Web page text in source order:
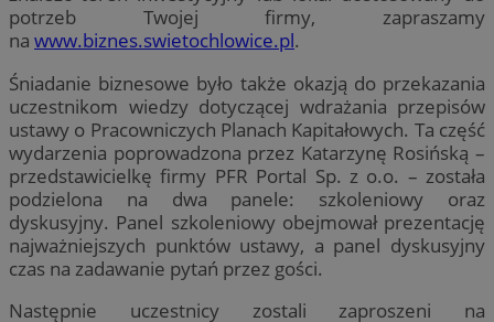
potrzeb Twojej firmy, zapraszamy
na www.biznes.swietochlowice.pl.
Śniadanie biznesowe było także okazją do przekazania
uczestnikom wiedzy dotyczącej wdrażania przepisów
ustawy o Pracowniczych Planach Kapitałowych. Ta część
wydarzenia poprowadzona przez Katarzynę Rosińską –
przedstawicielkę firmy PFR Portal Sp. z o.o. – została
podzielona na dwa panele: szkoleniowy oraz
dyskusyjny. Panel szkoleniowy obejmował prezentację
najważniejszych punktów ustawy, a panel dyskusyjny
czas na zadawanie pytań przez gości.
Następnie uczestnicy zostali zaproszeni na